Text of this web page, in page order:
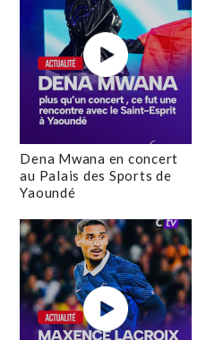
Dena Mwana en concert
au Palais des Sports de
Yaoundé